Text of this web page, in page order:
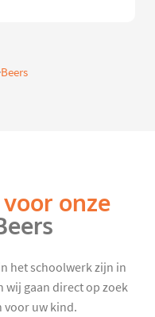
Beers
onze
het schoolwerk zijn in
wij gaan direct op zoek
voor uw kind.